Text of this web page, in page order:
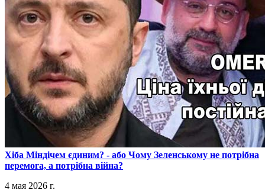
​Хіба Міндічем єдиним? - або Чому Зеленському не потрібна
перемога, а потрібна війна?
4 мая 2026 г.